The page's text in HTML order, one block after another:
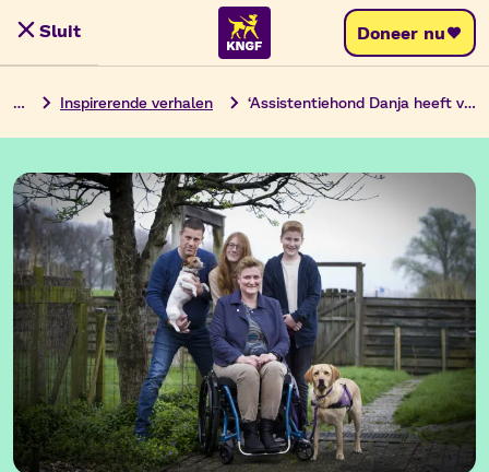
naar
inhoud
Menu Doneer nu
Sluit
… Inspirerende verhalen ‘Assistentiehond Danja heeft van ons weer een gezin gemaakt’